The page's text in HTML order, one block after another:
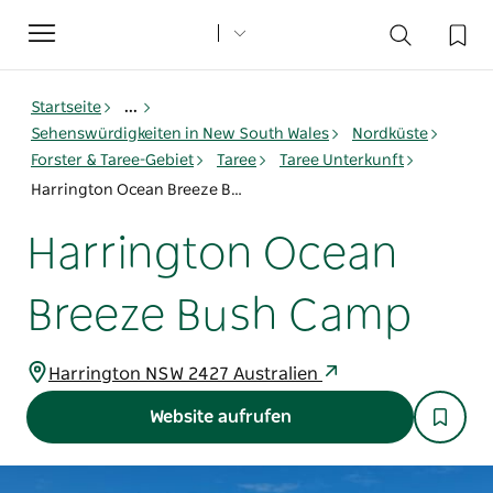
Toggle
navigation
Startseite
...
Sehenswürdigkeiten in New South Wales
Nordküste
Forster & Taree-Gebiet
Taree
Taree Unterkunft
Harrington Ocean Breeze Bush Camp
Harrington Ocean
Breeze Bush Camp
Harrington NSW 2427 Australien
Website aufrufen